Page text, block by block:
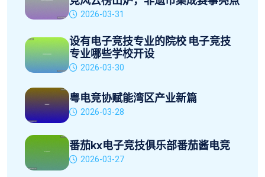
2026-03-31
设有电子竞技专业的院校 电子竞技
专业哪些学校开设
2026-03-30
粤电竞协赋能湾区产业新篇
2026-03-28
番茄kx电子竞技俱乐部番茄酱电竞
2026-03-27